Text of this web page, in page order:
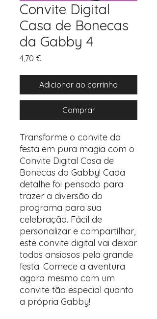
Convite Digital
Casa de Bonecas
da Gabby 4
4,70 €Preço
Adicionar ao carrinho
Comprar
Transforme o convite da
festa em pura magia com o
Convite Digital Casa de
Bonecas da Gabby! Cada
detalhe foi pensado para
trazer a diversão do
programa para sua
celebração. Fácil de
personalizar e compartilhar,
este convite digital vai deixar
todos ansiosos pela grande
festa. Comece a aventura
agora mesmo com um
convite tão especial quanto
a própria Gabby!